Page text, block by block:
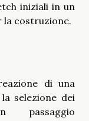
iniziali in un
costruzione.
di una
selezione dei
passaggio